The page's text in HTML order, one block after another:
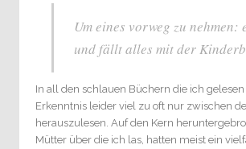
Um eines vorweg zu nehmen:
und fällt alles mit der
In all den schlauen Büchern die ich
Erkenntnis leider viel zu oft nur zwischen
herauszulesen. Auf den Kern
Mütter über die ich las, hatten meist ein